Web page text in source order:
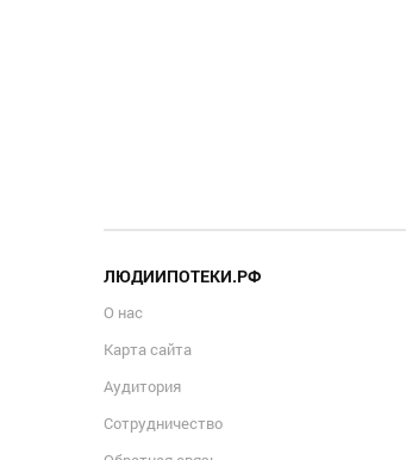
ЛЮДИИПОТЕКИ.РФ
О нас
Карта сайта
Аудитория
Сотрудничество